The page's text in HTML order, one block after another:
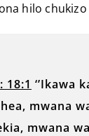
hilo
18:1 ‘’Ikawa
mwana
mwana